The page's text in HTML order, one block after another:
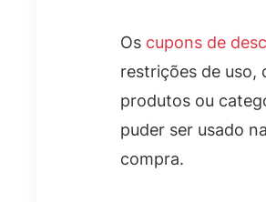
Os cupons de
restrições de uso,
produtos ou
puder ser usado
compra.